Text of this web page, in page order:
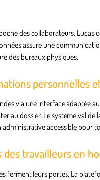
des collaborateurs. Lucas
assure une
des bureaux physiques.
personnelles
via une interface adaptée
au dossier. Le système valide
accessible pour
travailleurs en
ferment leurs portes. La